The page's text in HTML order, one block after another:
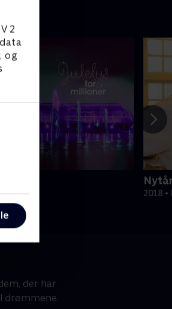
2
og
2018
der har
drømmene.